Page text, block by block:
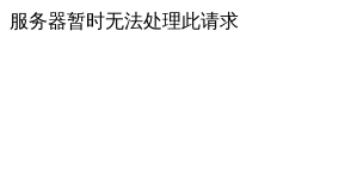
服务器暂时无法处理此请求